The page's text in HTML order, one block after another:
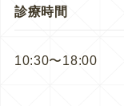
診療時間
10:30〜18:00